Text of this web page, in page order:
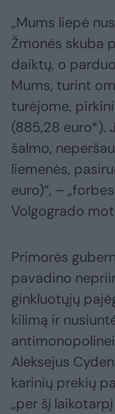
„Mums liepė
Žmonės skuba
daiktų, o
Mums, turint
turėjome,
(885,28 euro*).
šalmo,
liemenės,
euro)“, –
Volgogrado
Primorės
pavadino
ginkluotųjų
kilimą ir
Aleksejus
karinių prekių
„per šį